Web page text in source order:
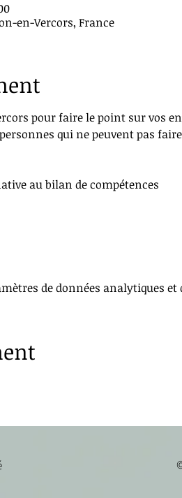
en-Vercors, France
pour faire le point sur vos
qui ne peuvent pas
au bilan de compétences
de données analytiques